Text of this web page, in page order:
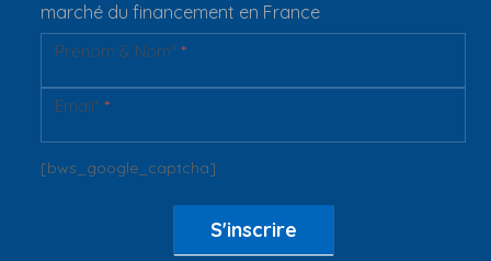
marché du financement en France
Newsletter
Prénom & Nom**
Email**
[bws_google_captcha]
S'inscrire